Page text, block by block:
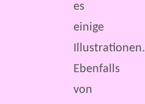
es
einige
Illustrationen.
Ebenfalls
von